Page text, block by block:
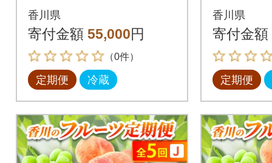
5回
香川県
寄付金額 55,000円
（0件）
定期便 冷蔵
5回
香川県
寄付金額
定期便